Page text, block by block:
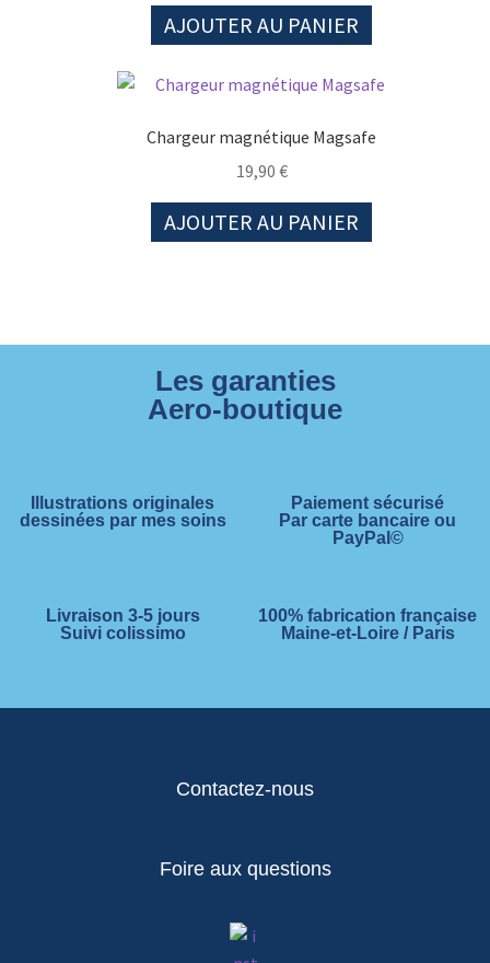
AJOUTER AU PANIER
Chargeur magnétique Magsafe
19,90 €
AJOUTER AU PANIER
Les garanties
Aero-boutique
Illustrations originales
dessinées par mes soins
Paiement sécurisé
Par carte bancaire ou
PayPal©
Livraison 3-5 jours
Suivi colissimo
100% fabrication française
Maine-et-Loire / Paris
Contactez-nous
Foire aux questions